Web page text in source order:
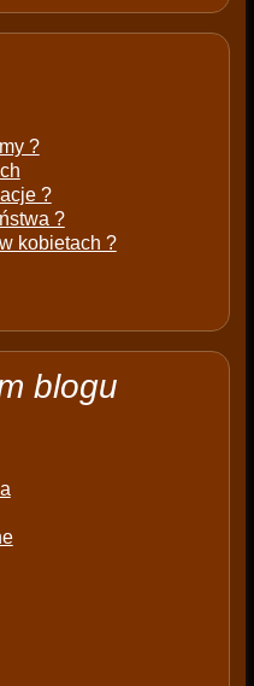
?
?
?
kobietach ?
blogu